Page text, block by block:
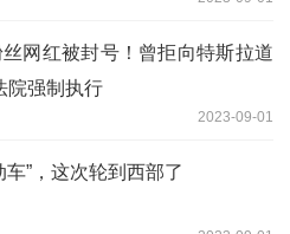
网红被封号！曾拒向特斯拉道
院强制执行
2023-09-01
”，这次轮到西部了